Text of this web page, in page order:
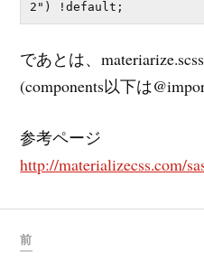
であとは、
(components以下は
参考ページ
http://materializecss.com/
前